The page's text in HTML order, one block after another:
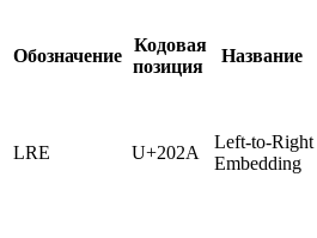
Обозначение
Кодовая
позиция
Название
LRE U+202A
Left-to-Right
Embedding